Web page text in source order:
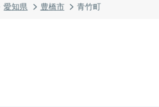
愛知県 豊橋市 青竹町